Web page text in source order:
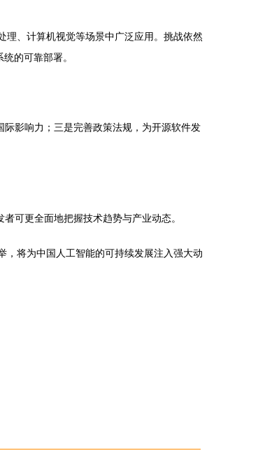
、计算机视觉等场景中广泛应用。挑战依然
的可靠部署。
影响力；三是完善政策法规，为开源软件发
可更全面地把握技术趋势与产业动态。
，将为中国人工智能的可持续发展注入强大动